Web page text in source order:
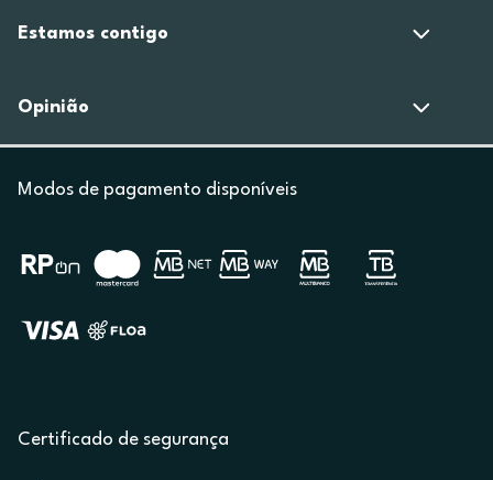
Estamos contigo
Opinião
Modos de pagamento disponíveis
Certificado de segurança